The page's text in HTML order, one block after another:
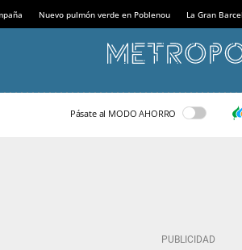
Nuevo pulmón verde en Poblenou La Gran
Pásate al MODO AHORRO